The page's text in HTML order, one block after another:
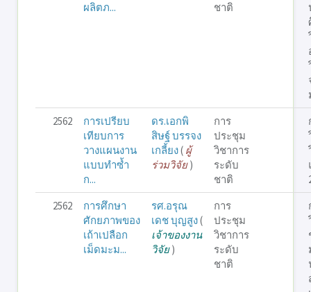
ผลิตภ...
ชาติ
2562
การเปรียบ
เทียบการ
วางแผนงาน
แบบทำซ้ำ
ก...
ดร.เอกพิ
สิษฐ์ บรรจง
เกลี้ยง( ผู้
ร่วมวิจัย)
การ
ประชุม
วิชาการ
ระดับ
ชาติ
2562
การศึกษา
ศักยภาพของ
เถ้าเปลือก
เม็ดมะม...
รศ.อรุณ
เดช บุญสูง(
เจ้าของงาน
วิจัย)
การ
ประชุม
วิชาการ
ระดับ
ชาติ